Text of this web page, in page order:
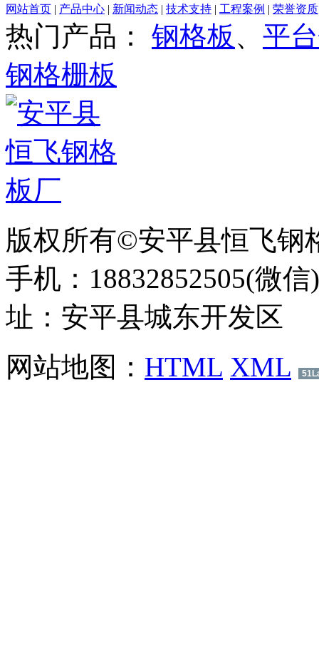
网站首页 | 产品中心 | 新闻动态 | 技术支持 | 工程案例 | 荣誉资质
热门产品： 钢格板 、 平
钢格栅板
版权所有©安平县恒飞钢
手机：18832852505(微
址：安平县城东开发区
网站地图： HTML XML